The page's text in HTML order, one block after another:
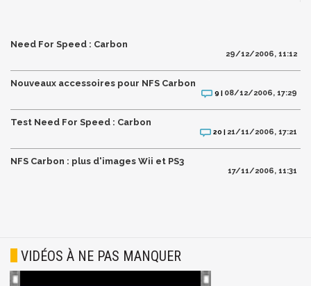
Need For Speed : Carbon
29/12/2006, 11:12
Nouveaux accessoires pour NFS Carbon
9 | 08/12/2006, 17:29
Test Need For Speed : Carbon
20 | 21/11/2006, 17:21
NFS Carbon : plus d'images Wii et PS3
17/11/2006, 11:31
VIDÉOS À NE PAS MANQUER